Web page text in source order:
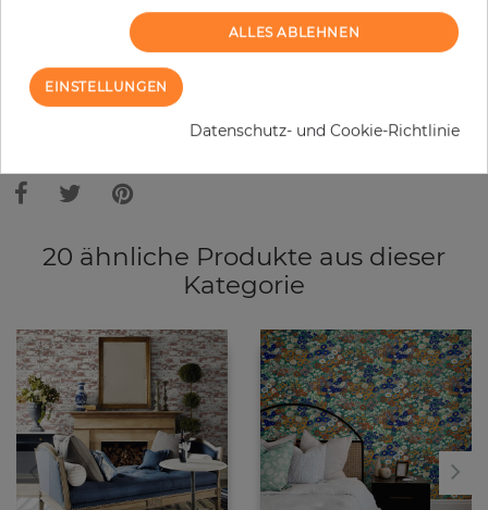
Bitte bedenken Sie, dass es aufgrund unterschiedlicher
Bildschirmeinstellungen zu Abweichungen vom Originalfarbton leicht
verfälscht, werden können. Die Raumbilder zeigen ein Musterbeispiel der
20 ähnliche Produkte aus dieser
Kategorie
ALLES ABLEHNEN
EINSTELLUNGEN
Datenschutz- und Cookie-Richtlinie